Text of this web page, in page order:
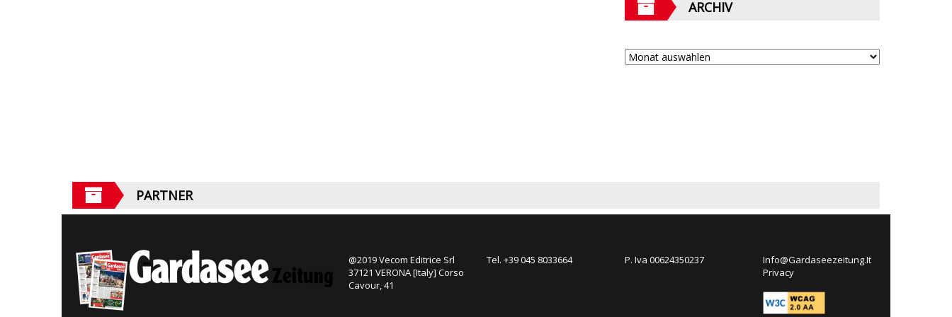
ARCHIV
PARTNER
@2019 Vecom Editrice Srl
37121 VERONA [Italy] Corso
Cavour, 41
Tel. +39 045 8033664 P. Iva 00624350237
Info@Gardaseezeitung.It
Privacy